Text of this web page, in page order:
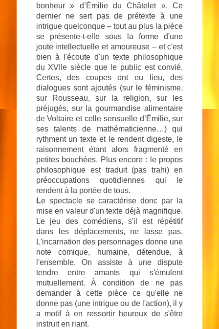
bonheur » d’Émilie du Châtelet ». Ce
dernier ne sert pas de prétexte à une
intrigue quelconque – tout au plus la pièce
se présente-t-elle sous la forme d'une
joute intellectuelle et amoureuse – et c'est
bien à l'écoute d'un texte philosophique
du XVIIe siècle que le public est convié.
Certes, des coupes ont eu lieu, des
dialogues sont ajoutés (sur le féminisme,
sur Rousseau, sur la religion, sur les
préjugés, sur la gourmandise alimentaire
de Voltaire et celle sensuelle d’Émilie, sur
ses talents de mathématicienne…) qui
rythment un texte et le rendent digeste, le
raisonnement étant alors fragmenté en
petites bouchées. Plus encore : le propos
philosophique est traduit (pas trahi) en
préoccupations quotidiennes qui le
rendent à la portée de tous.
Le spectacle se caractérise donc par la
mise en valeur d'un texte déjà magnifique.
Le jeu des comédiens, s'il est répétitif
dans les déplacements, ne lasse pas.
L'incarnation des personnages donne une
note comique, humaine, détendue, à
l'ensemble. On assiste à une dispute
tendre entre amants qui s'émulent
mutuellement. À condition de ne pas
demander à cette pièce ce qu'elle ne
donne pas (une intrigue ou de l'action), il y
a motif à en ressortir heureux de s'être
instruit en riant.